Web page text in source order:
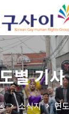
별 기사
소식지 연